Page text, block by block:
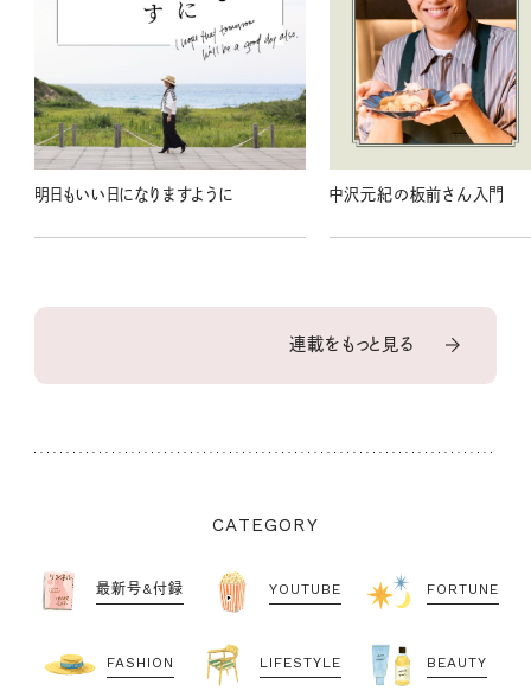
明日もいい日になりますように 中沢元紀の板前さん入門
連載をもっと見る
CATEGORY
最新号&付録 YOUTUBE FORTUNE
FASHION LIFESTYLE BEAUTY